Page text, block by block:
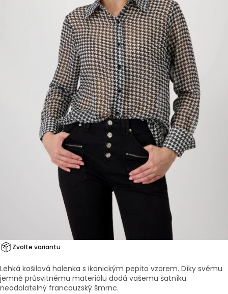
Zvolte variantu
Lehká košilová halenka s ikonickým pepito vzorem. Díky svému
jemně průsvitnému materiálu dodá vašemu šatníku
neodolatelný francouzský šmrnc.